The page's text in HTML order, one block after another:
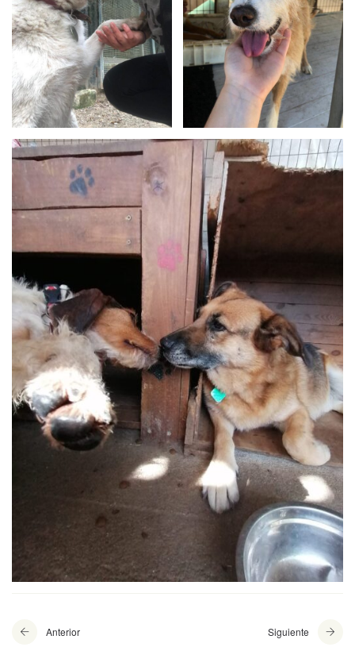
Anterior Siguiente